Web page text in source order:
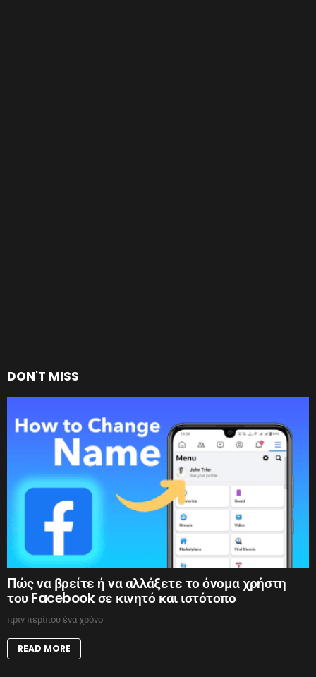
DON'T MISS
Πώς να βρείτε ή να αλλάξετε το όνομα χρήστη
του Facebook σε κινητό και ιστότοπο
πριν περίπου ένα χρόνο
READ MORE